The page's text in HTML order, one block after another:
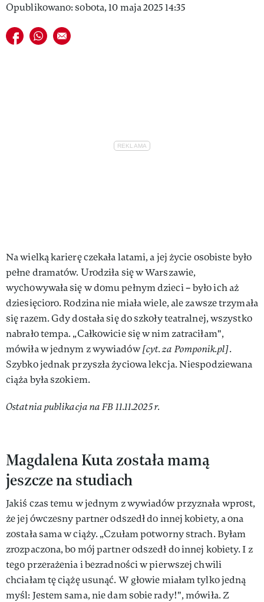
Opublikowano: sobota, 10 maja 2025 14:35
Udostępnij na facebook
Udostępnij na whatsapp
E-mail do przyjaciela
Na wielką karierę czekała latami, a jej życie osobiste było
pełne dramatów. Urodziła się w Warszawie,
wychowywała się w domu pełnym dzieci – było ich aż
dziesięcioro. Rodzina nie miała wiele, ale zawsze trzymała
się razem. Gdy dostała się do szkoły teatralnej, wszystko
nabrało tempa. „Całkowicie się w nim zatraciłam",
mówiła w jednym z wywiadów[cyt. za Pomponik.pl].
Szybko jednak przyszła życiowa lekcja. Niespodziewana
ciąża była szokiem.
Ostatnia publikacja na FB 11.11.2025 r.
Magdalena Kuta została mamą
jeszcze na studiach
Jakiś czas temu w jednym z wywiadów przyznała wprost,
że jej ówczesny partner odszedł do innej kobiety, a ona
została sama w ciąży. „Czułam potworny strach. Byłam
zrozpaczona, bo mój partner odszedł do innej kobiety. I z
tego przerażenia i bezradności w pierwszej chwili
chciałam tę ciążę usunąć. W głowie miałam tylko jedną
myśl: Jestem sama, nie dam sobie rady!", mówiła. Z